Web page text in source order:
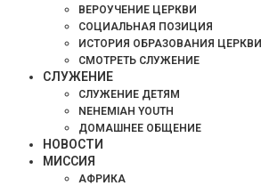
ВЕРОУЧЕНИЕ ЦЕРКВИ
СОЦИАЛЬНАЯ ПОЗИЦИЯ
ИСТОРИЯ ОБРАЗОВАНИЯ ЦЕРКВИ
СМОТРЕТЬ СЛУЖЕНИЕ
СЛУЖЕНИЕ
СЛУЖЕНИЕ ДЕТЯМ
NEHEMIAH YOUTH
ДОМАШНЕЕ ОБЩЕНИЕ
НОВОСТИ
МИССИЯ
АФРИКА